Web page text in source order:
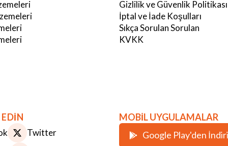
Gizlilik ve Güvenlik Politikası
İptal ve İade Koşulları
Sıkça Sorulan Sorulan
KVKK
Twitter
MOBİL UYGULAMALAR
Google Play'den